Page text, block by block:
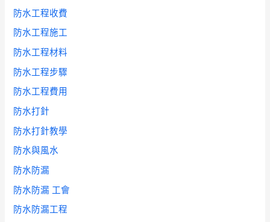
防水工程收費
防水工程施工
防水工程材料
防水工程步驟
防水工程費用
防水打針
防水打針教學
防水與風水
防水防漏
防水防漏 工會
防水防漏工程